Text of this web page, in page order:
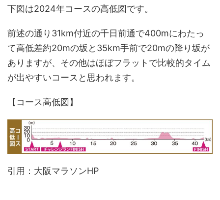
下図は2024年コースの高低図です。
前述の通り31km付近の千日前通で400mにわたっ
て高低差約20mの坂と35km手前で20mの降り坂が
ありますが、その他はほぼフラットで比較的タイム
が出やすいコースと思われます。
【コース高低図】
引用：大阪マラソンHP